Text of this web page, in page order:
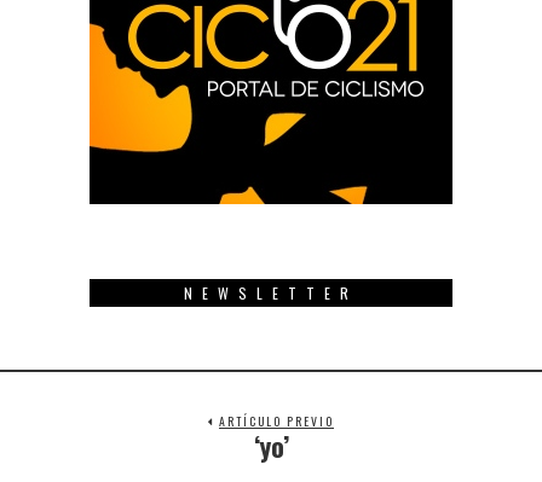
NEWSLETTER
ARTÍCULO PREVIO
Previous
‘yo’